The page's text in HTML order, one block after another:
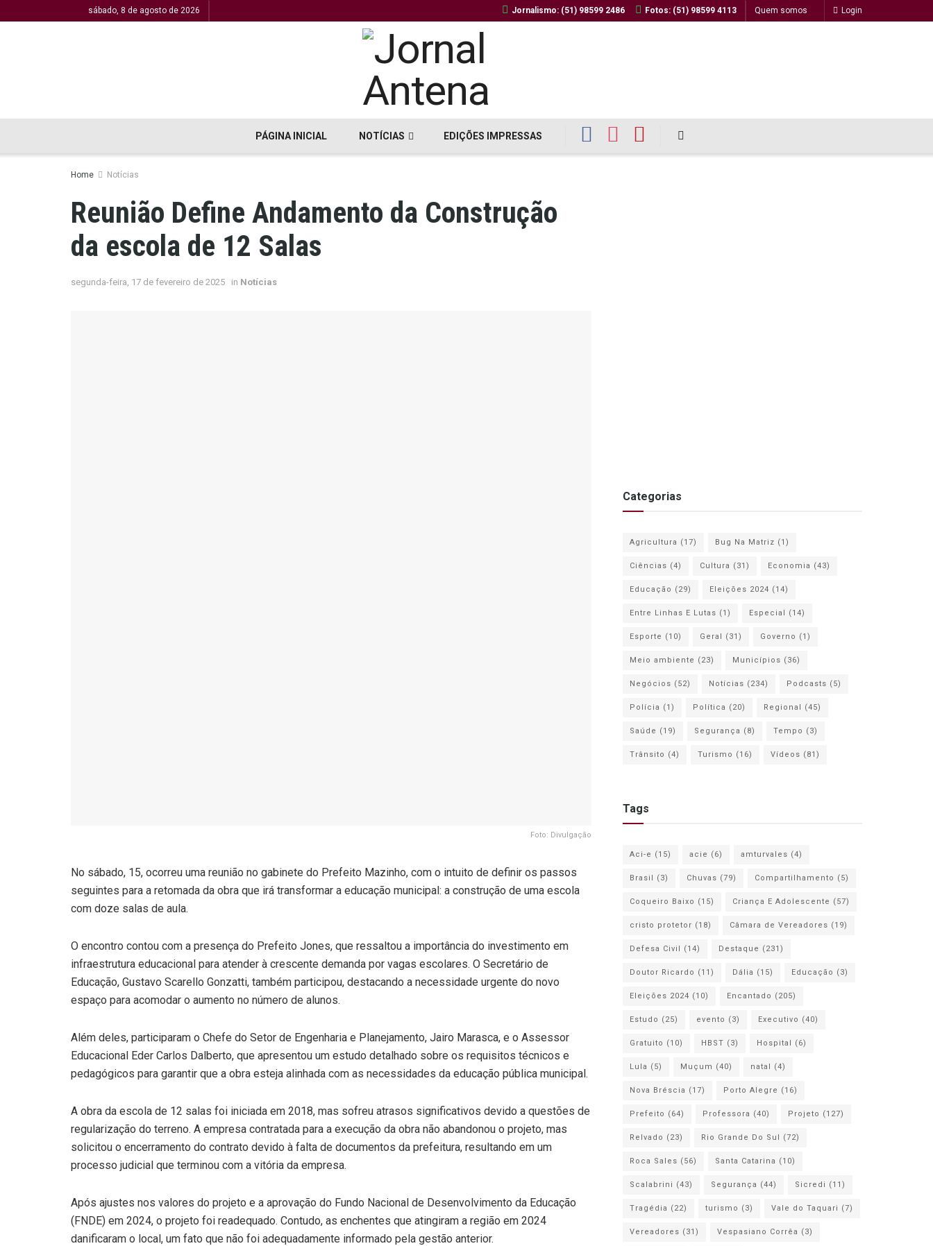
sábado, 8 de agosto de 2026 Jornalismo: (51) 98599 2486 Fotos: (51) 98599 4113 Quem somos Login
PÁGINA INICIAL NOTÍCIAS EDIÇÕES IMPRESSAS
Home Notícias
Reunião Define Andamento da Construção
da escola de 12 Salas
segunda-feira, 17 de fevereiro de 2025 in Notícias
Foto: Divulgação
No sábado, 15, ocorreu uma reunião no gabinete do Prefeito Mazinho, com o intuito de definir os passos
seguintes para a retomada da obra que irá transformar a educação municipal: a construção de uma escola
com doze salas de aula.
O encontro contou com a presença do Prefeito Jones, que ressaltou a importância do investimento em
infraestrutura educacional para atender à crescente demanda por vagas escolares. O Secretário de
Educação, Gustavo Scarello Gonzatti, também participou, destacando a necessidade urgente do novo
espaço para acomodar o aumento no número de alunos.
Além deles, participaram o Chefe do Setor de Engenharia e Planejamento, Jairo Marasca, e o Assessor
Educacional Eder Carlos Dalberto, que apresentou um estudo detalhado sobre os requisitos técnicos e
pedagógicos para garantir que a obra esteja alinhada com as necessidades da educação pública municipal.
A obra da escola de 12 salas foi iniciada em 2018, mas sofreu atrasos significativos devido a questões de
regularização do terreno. A empresa contratada para a execução da obra não abandonou o projeto, mas
solicitou o encerramento do contrato devido à falta de documentos da prefeitura, resultando em um
processo judicial que terminou com a vitória da empresa.
Após ajustes nos valores do projeto e a aprovação do Fundo Nacional de Desenvolvimento da Educação
(FNDE) em 2024, o projeto foi readequado. Contudo, as enchentes que atingiram a região em 2024
danificaram o local, um fato que não foi adequadamente informado pela gestão anterior.
Categorias
Agricultura (17) Bug Na Matriz (1)
Ciências (4) Cultura (31) Economia (43)
Educação (29) Eleições 2024 (14)
Entre Linhas E Lutas (1) Especial (14)
Esporte (10) Geral (31) Governo (1)
Meio ambiente (23) Municípios (36)
Negócios (52) Notícias (234) Podcasts (5)
Polícia (1) Política (20) Regional (45)
Saúde (19) Segurança (8) Tempo (3)
Trânsito (4) Turismo (16) Vídeos (81)
Tags
Aci-e (15) acie (6) amturvales (4)
Brasil (3) Chuvas (79) Compartilhamento (5)
Coqueiro Baixo (15) Criança E Adolescente (57)
cristo protetor (18) Câmara de Vereadores (19)
Defesa Civil (14) Destaque (231)
Doutor Ricardo (11) Dália (15) Educação (3)
Eleições 2024 (10) Encantado (205)
Estudo (25) evento (3) Executivo (40)
Gratuito (10) HBST (3) Hospital (6)
Lula (5) Muçum (40) natal (4)
Nova Bréscia (17) Porto Alegre (16)
Prefeito (64) Professora (40) Projeto (127)
Relvado (23) Rio Grande Do Sul (72)
Roca Sales (56) Santa Catarina (10)
Scalabrini (43) Segurança (44) Sicredi (11)
Tragédia (22) turismo (3) Vale do Taquari (7)
Vereadores (31) Vespasiano Corrêa (3)